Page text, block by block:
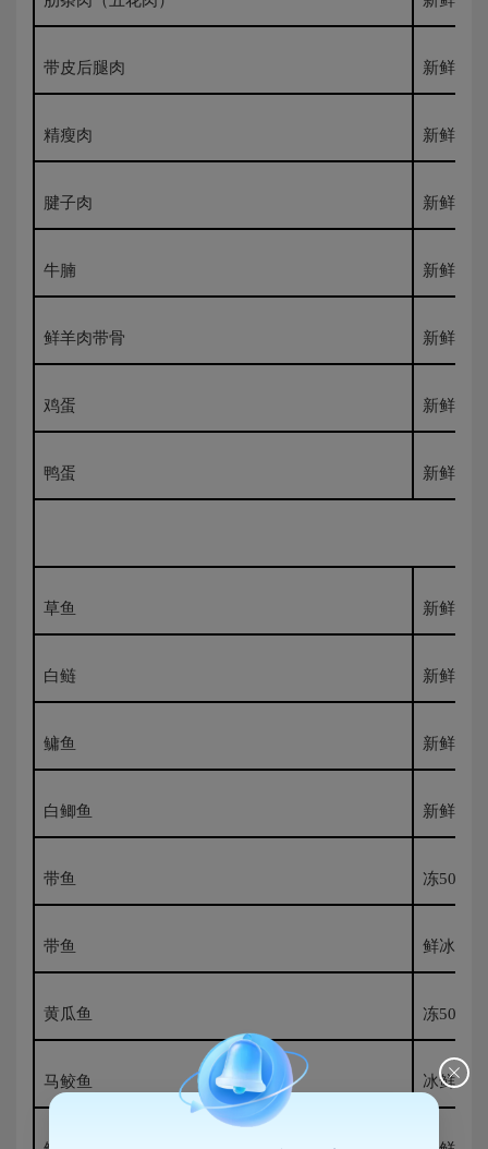
带皮后腿肉 新鲜
精瘦肉 新鲜
腱子肉 新鲜
牛腩 新鲜
鲜羊肉带骨 新鲜
鸡蛋 新鲜
鸭蛋 新鲜
草鱼 新鲜
白鲢 新鲜
鳙鱼 新鲜
白鲫鱼 新鲜
带鱼 冻500G
带鱼 鲜冰
黄瓜鱼 冻500G
马鲛鱼 冰鲜